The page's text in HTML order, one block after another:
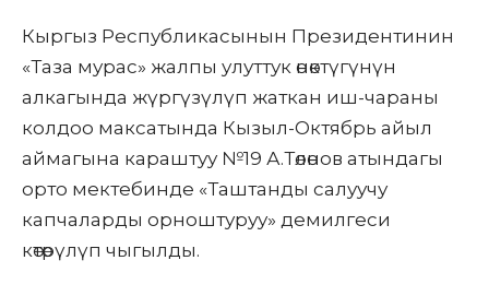
Кыргыз Республикасынын Президентинин
«Таза мурас» жалпы улуттук өнөктүгүнүн
алкагында жүргүзүлүп жаткан иш-чараны
колдоо максатында Кызыл-Октябрь айыл
аймагына караштуу №19 А.Төлөнов атындагы
орто мектебинде «Таштанды салуучу
капчаларды орноштуруу» демилгеси
көтөрүлүп чыгылды.